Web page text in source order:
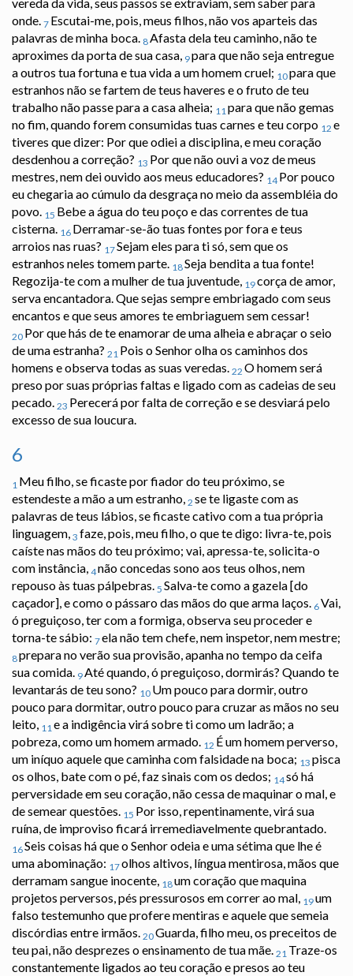
onde. 7 Escutai-me, pois, meus filhos, não vos aparteis das
palavras de minha boca. 8Afasta dela teu caminho, não te
aproximes da porta de sua casa, 9para que não seja entregue
a outros tua fortuna e tua vida a um homem cruel; 10para que
estranhos não se fartem de teus haveres e o fruto de teu
trabalho não passe para a casa alheia; 11para que não gemas
no fim, quando forem consumidas tuas carnes e teu corpo 12 e
tiveres que dizer: Por que odiei a disciplina, e meu coração
desdenhou a correção? 13 Por que não ouvi a voz de meus
mestres, nem dei ouvido aos meus educadores? 14 Por pouco
eu chegaria ao cúmulo da desgraça no meio da assembléia do
povo. 15 Bebe a água do teu poço e das correntes de tua
cisterna. 16 Derramar-se-ão tuas fontes por fora e teus
arroios nas ruas? 17Sejam eles para ti só, sem que os
estranhos neles tomem parte. 18Seja bendita a tua fonte!
Regozija-te com a mulher de tua juventude, 19corça de amor,
serva encantadora. Que sejas sempre embriagado com seus
encantos e que seus amores te embriaguem sem cessar!
20 Por que hás de te enamorar de uma alheia e abraçar o seio
de uma estranha? 21 Pois o Senhor olha os caminhos dos
homens e observa todas as suas veredas. 22 O homem será
preso por suas próprias faltas e ligado com as cadeias de seu
pecado. 23 Perecerá por falta de correção e se desviará pelo
excesso de sua loucura.
6
1 Meu filho, se ficaste por fiador do teu próximo, se
estendeste a mão a um estranho, 2 se te ligaste com as
palavras de teus lábios, se ficaste cativo com a tua própria
linguagem, 3 faze, pois, meu filho, o que te digo: livra-te, pois
caíste nas mãos do teu próximo; vai, apressa-te, solicita-o
com instância, 4não concedas sono aos teus olhos, nem
repouso às tuas pálpebras. 5 Salva-te como a gazela [do
caçador], e como o pássaro das mãos do que arma laços. 6Vai,
ó preguiçoso, ter com a formiga, observa seu proceder e
torna-te sábio: 7ela não tem chefe, nem inspetor, nem mestre;
8prepara no verão sua provisão, apanha no tempo da ceifa
sua comida. 9Até quando, ó preguiçoso, dormirás? Quando te
levantarás de teu sono? 10 Um pouco para dormir, outro
pouco para dormitar, outro pouco para cruzar as mãos no seu
leito, 11e a indigência virá sobre ti como um ladrão; a
pobreza, como um homem armado. 12 É um homem perverso,
um iníquo aquele que caminha com falsidade na boca; 13 pisca
os olhos, bate com o pé, faz sinais com os dedos; 14só há
perversidade em seu coração, não cessa de maquinar o mal, e
de semear questões. 15 Por isso, repentinamente, virá sua
ruína, de improviso ficará irremediavelmente quebrantado.
16Seis coisas há que o Senhor odeia e uma sétima que lhe é
uma abominação: 17olhos altivos, língua mentirosa, mãos que
derramam sangue inocente, 18um coração que maquina
projetos perversos, pés pressurosos em correr ao mal, 19um
falso testemunho que profere mentiras e aquele que semeia
discórdias entre irmãos. 20Guarda, filho meu, os preceitos de
teu pai, não desprezes o ensinamento de tua mãe. 21 Traze-os
constantemente ligados ao teu coração e presos ao teu